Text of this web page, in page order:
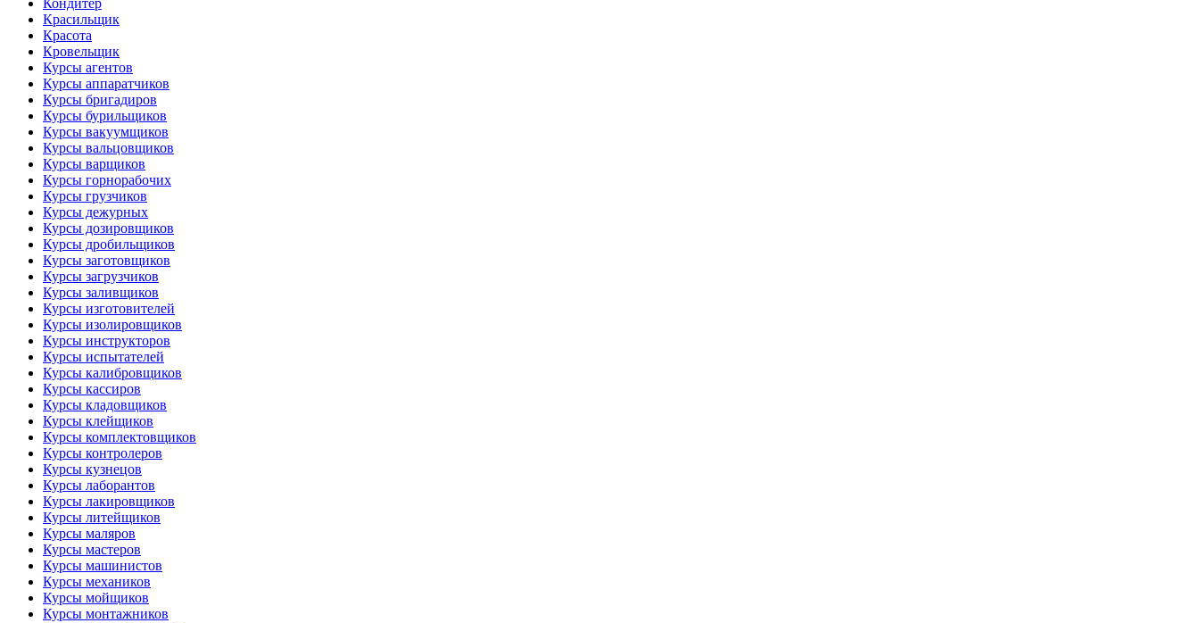
Кондитер
Красильщик
Красота
Кровельщик
Курсы агентов
Курсы аппаратчиков
Курсы бригадиров
Курсы бурильщиков
Курсы вакуумщиков
Курсы вальцовщиков
Курсы варщиков
Курсы горнорабочих
Курсы грузчиков
Курсы дежурных
Курсы дозировщиков
Курсы дробильщиков
Курсы заготовщиков
Курсы загрузчиков
Курсы заливщиков
Курсы изготовителей
Курсы изолировщиков
Курсы инструкторов
Курсы испытателей
Курсы калибровщиков
Курсы кассиров
Курсы кладовщиков
Курсы клейщиков
Курсы комплектовщиков
Курсы контролеров
Курсы кузнецов
Курсы лаборантов
Курсы лакировщиков
Курсы литейщиков
Курсы маляров
Курсы мастеров
Курсы машинистов
Курсы механиков
Курсы мойщиков
Курсы монтажников